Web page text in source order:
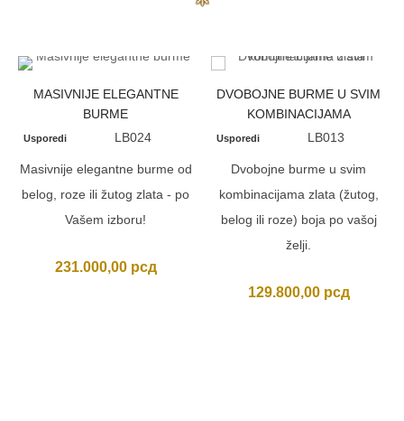
MASIVNIJE ELEGANTNE
BURME
Usporedi LB024
Masivnije elegantne burme od
belog, roze ili žutog zlata - po
Vašem izboru!
231.000,00 рсд
DVOBOJNE BURME U SVIM
KOMBINACIJAMA
Usporedi LB013
Dvobojne burme u svim
kombinacijama zlata (žutog,
belog ili roze) boja po vašoj
želji.
129.800,00 рсд